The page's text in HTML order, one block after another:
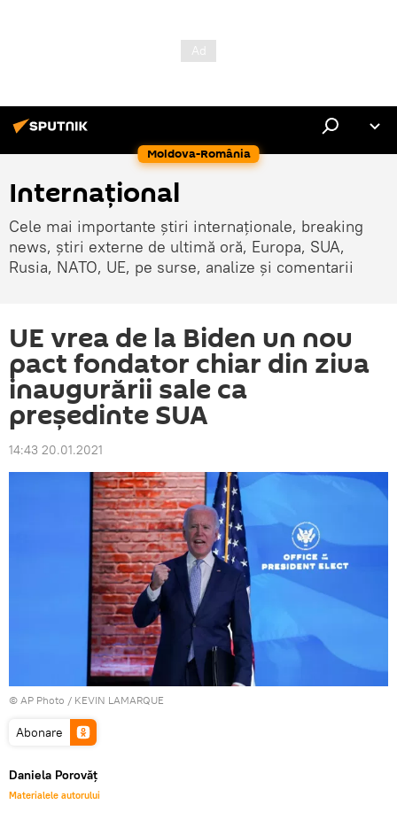
Moldova-România
Internaţional
Cele mai importante știri internaționale, breaking
news, știri externe de ultimă oră, Europa, SUA,
Rusia, NATO, UE, pe surse, analize și comentarii
UE vrea de la Biden un nou
pact fondator chiar din ziua
inaugurării sale ca
președinte SUA
14:43 20.01.2021
© AP Photo / KEVIN LAMARQUE
Abonare
Daniela Porovăț
Materialele autorului